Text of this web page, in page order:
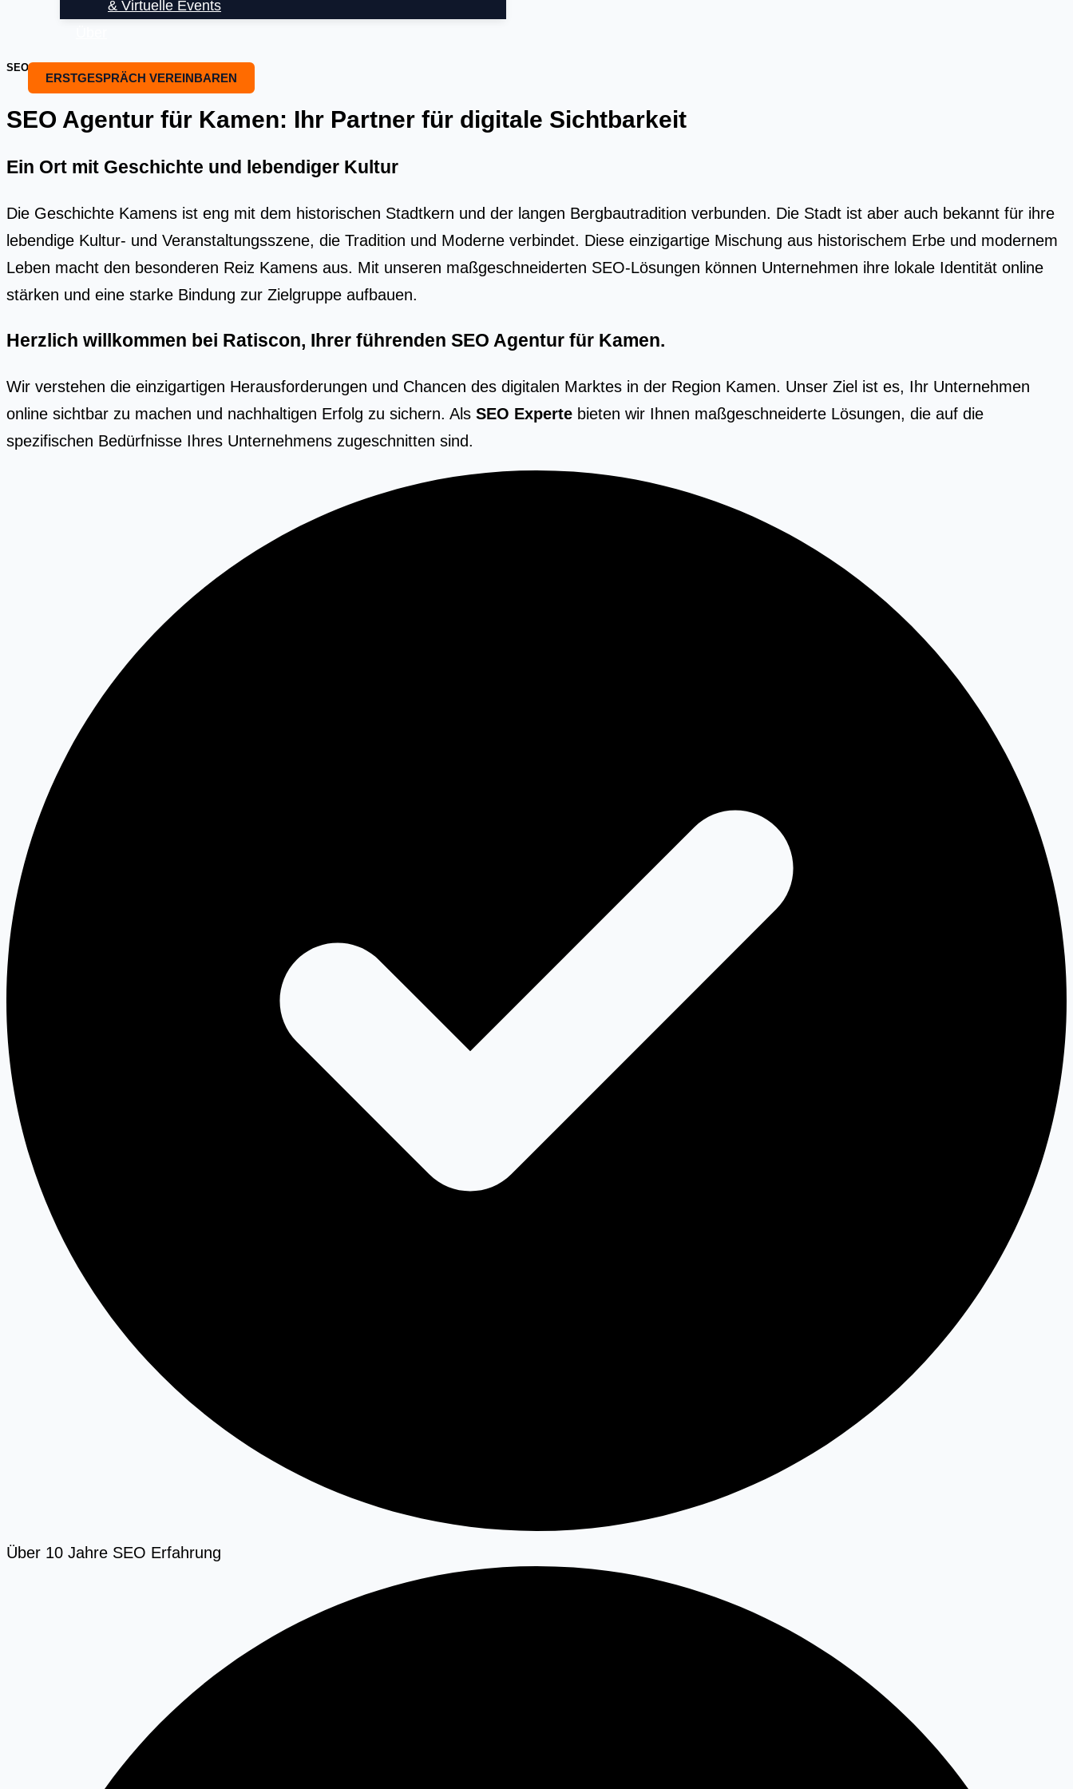
& Virtuelle Events
ERSTGESPRÄCH VEREINBAREN
SEO OPTIMIERUNG UND SEO BEARTUNG
SEO Agentur für Kamen: Ihr Partner für digitale Sichtbarkeit
Ein Ort mit Geschichte und lebendiger Kultur
Die Geschichte Kamens ist eng mit dem historischen Stadtkern und der langen Bergbautradition verbunden. Die Stadt ist aber auch bekannt für ihre
lebendige Kultur- und Veranstaltungsszene, die Tradition und Moderne verbindet. Diese einzigartige Mischung aus historischem Erbe und modernem
Leben macht den besonderen Reiz Kamens aus. Mit unseren maßgeschneiderten SEO-Lösungen können Unternehmen ihre lokale Identität online
stärken und eine starke Bindung zur Zielgruppe aufbauen.
Herzlich willkommen bei Ratiscon, Ihrer führenden SEO Agentur für Kamen.
Wir verstehen die einzigartigen Herausforderungen und Chancen des digitalen Marktes in der Region Kamen. Unser Ziel ist es, Ihr Unternehmen
online sichtbar zu machen und nachhaltigen Erfolg zu sichern. Als SEO Experte bieten wir Ihnen maßgeschneiderte Lösungen, die auf die
spezifischen Bedürfnisse Ihres Unternehmens zugeschnitten sind.
Über 10 Jahre SEO Erfahrung